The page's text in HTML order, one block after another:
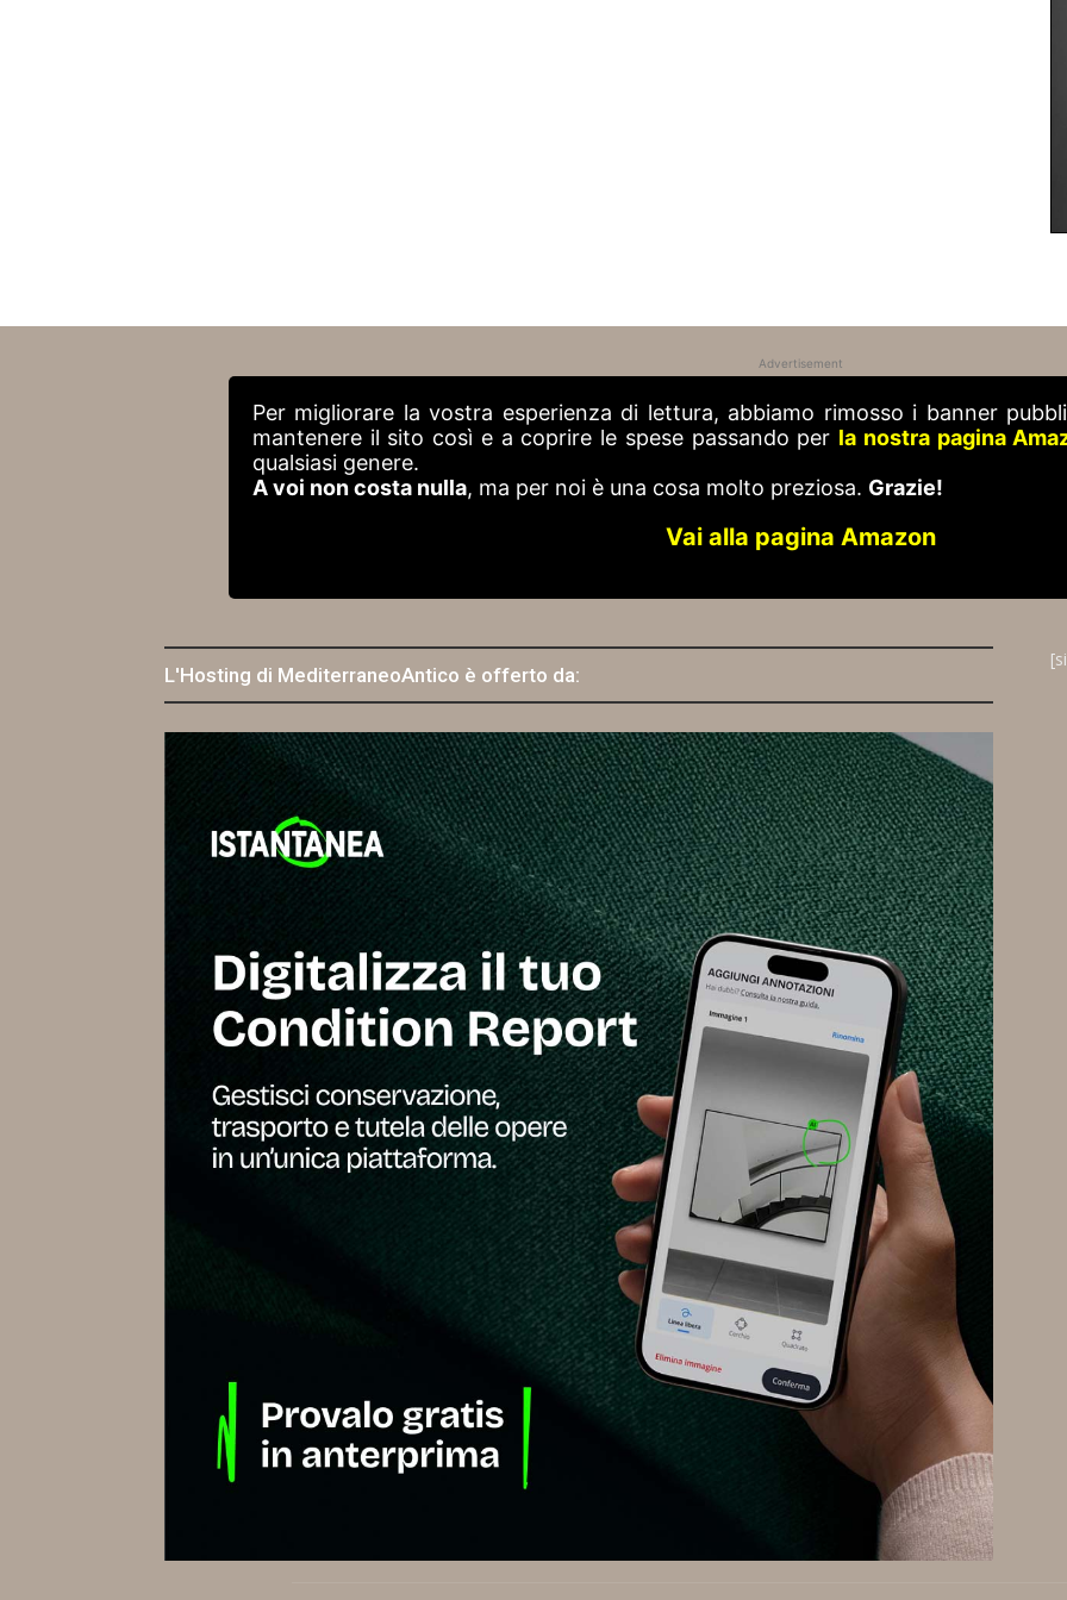
Advertisement
Per migliorare la vostra esperienza di lettura, abbiamo rimosso i banner
mantenere il sito così e a coprire le spese passando per la nostra pagina
qualsiasi genere.
A voi non costa nulla, ma per noi è una cosa molto preziosa. Grazie!
Vai alla pagina Amazon
L'Hosting di MediterraneoAntico è offerto da: